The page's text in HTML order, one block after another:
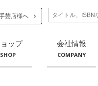
芸店様へ
ップ
SHOP
会社情報
COMPANY